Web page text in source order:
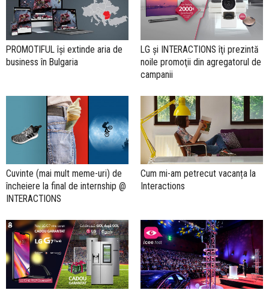
PROMOTIFUL îşi extinde aria de
business în Bulgaria
LG şi INTERACTIONS îţi prezintă
noile promoţii din agregatorul de
campanii
Cuvinte (mai mult meme-uri) de
încheiere la final de internship @
INTERACTIONS
Cum mi-am petrecut vacanța la
Interactions